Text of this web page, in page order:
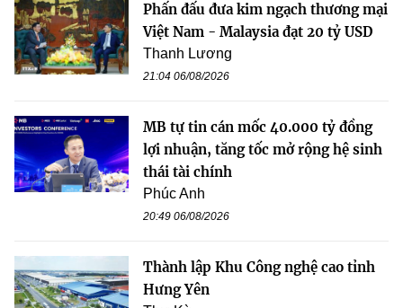
Phấn đấu đưa kim ngạch thương mại
Việt Nam - Malaysia đạt 20 tỷ USD
Thanh Lương
21:04 06/08/2026
MB tự tin cán mốc 40.000 tỷ đồng
lợi nhuận, tăng tốc mở rộng hệ sinh
thái tài chính
Phúc Anh
20:49 06/08/2026
Thành lập Khu Công nghệ cao tỉnh
Hưng Yên